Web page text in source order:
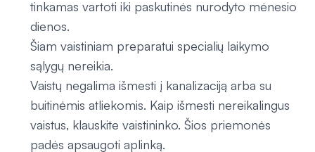
tinkamas vartoti iki paskutinės nurodyto mėnesio
dienos.
Šiam vaistiniam preparatui specialių laikymo
sąlygų nereikia.
Vaistų negalima išmesti į kanalizaciją arba su
buitinėmis atliekomis. Kaip išmesti nereikalingus
vaistus, klauskite vaistininko. Šios priemonės
padės apsaugoti aplinką.